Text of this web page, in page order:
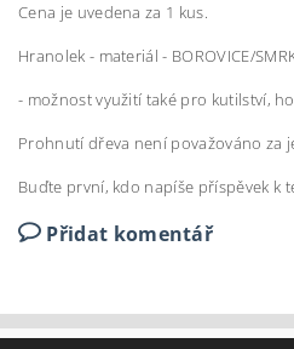
Cena je uvedena za 1 kus.
Hranolek - materiál - BOROVICE/
- možnost využití také pro kutilství,
Prohnutí dřeva není považováno za
Buďte první, kdo napíše příspěvek k
Přidat komentář